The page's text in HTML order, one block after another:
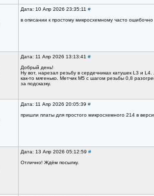
Дата: 10 Апр 2026 23:35:11 #
в описании к простому микросхемному часто
Дата: 11 Апр 2026 13:13:41 #
Добрый день!
Ну вот, нарезал резьбу в сердечниках катушек L3 и
как-то мягенько. Метчик М5 с шагом резьбы 0,8
за подсказку.
Дата: 11 Апр 2026 20:05:39 #
пришли платы для простого микросхемного 214 в
Дата: 13 Апр 2026 05:12:59 #
Отлично! Ждём посылку.